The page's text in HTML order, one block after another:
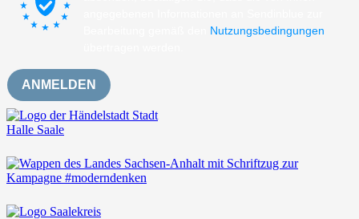
Nutzungsbedingungen
ANMELDEN